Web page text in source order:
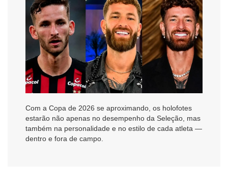
Com a Copa de 2026 se aproximando, os holofotes
estarão não apenas no desempenho da Seleção, mas
também na personalidade e no estilo de cada atleta —
dentro e fora de campo.